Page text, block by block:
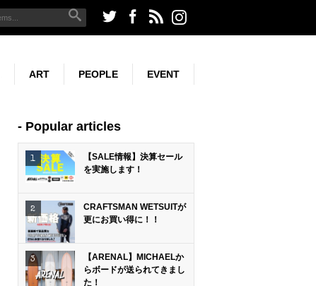
ART PEOPLE EVENT
Popular articles
【SALE情報】決算セール
を実施します！
CRAFTSMAN WETSUITが
更にお買い得に！！
【ARENAL】MICHAELか
らボードが送られてきまし
た！